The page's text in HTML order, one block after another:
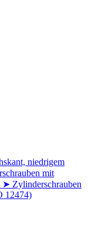
niedrigem
mit
Zylinderschrauben
12474)